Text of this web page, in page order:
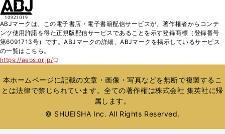
く
ド
ウ
で
ィ
ン
ド
開
く
ABJマークは、この電子書店・電子書籍配信サービスが、著作権者からコンテ
ンツ使用許諾を得た正規版配信サービスであることを示す登録商標（登録番号
第6091713号）です。ABJマークの詳細、ABJマークを掲示しているサービス
の一覧はこちら。
https://aebs.or.jp/
新
い
ウ
ィ
ウ
本ホームページに記載の文章・画像・写真などを無断で複製するこ
とは法律で禁じられています。全ての著作権は株式会社 集英社に帰
属します。
© SHUEISHA Inc. All Rights Reserved.